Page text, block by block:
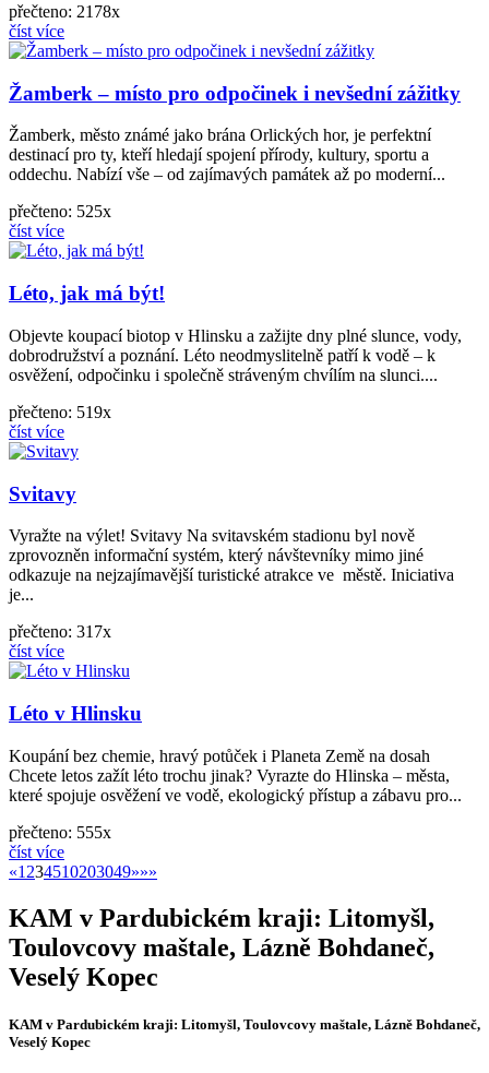
přečteno: 2178x
číst více
Žamberk – místo pro odpočinek i nevšední zážitky
Žamberk, město známé jako brána Orlických hor, je perfektní
destinací pro ty, kteří hledají spojení přírody, kultury, sportu a
oddechu. Nabízí vše – od zajímavých památek až po moderní...
přečteno: 525x
číst více
Léto, jak má být!
Objevte koupací biotop v Hlinsku a zažijte dny plné slunce, vody,
dobrodružství a poznání. Léto neodmyslitelně patří k vodě – k
osvěžení, odpočinku i společně stráveným chvílím na slunci....
přečteno: 519x
číst více
Svitavy
Vyražte na výlet! Svitavy Na svitavském stadionu byl nově
zprovozněn informační systém, který návštevníky mimo jiné
odkazuje na nejzajímavější turistické atrakce ve městě. Iniciativa
je...
přečteno: 317x
číst více
Léto v Hlinsku
Koupání bez chemie, hravý potůček i Planeta Země na dosah
Chcete letos zažít léto trochu jinak? Vyrazte do Hlinska – města,
které spojuje osvěžení ve vodě, ekologický přístup a zábavu pro...
přečteno: 555x
číst více
««1 234510203049»»
»»
KAM v Pardubickém kraji: Litomyšl,
Toulovcovy maštale, Lázně Bohdaneč,
Veselý Kopec
KAM v Pardubickém kraji: Litomyšl, Toulovcovy maštale, Lázně Bohdaneč,
Veselý Kopec